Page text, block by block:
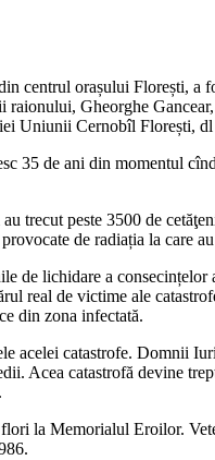
centrul orașului Florești, a
raionului, Gheorghe
Uniunii Cernobîl Florești,
35 de ani din momentul
trecut peste 3500 de
de radiația la care
de lichidare a
real de victime ale
din zona infectată.
acelei catastrofe. Domnii
Acea catastrofă devine
la Memorialul Eroilor.